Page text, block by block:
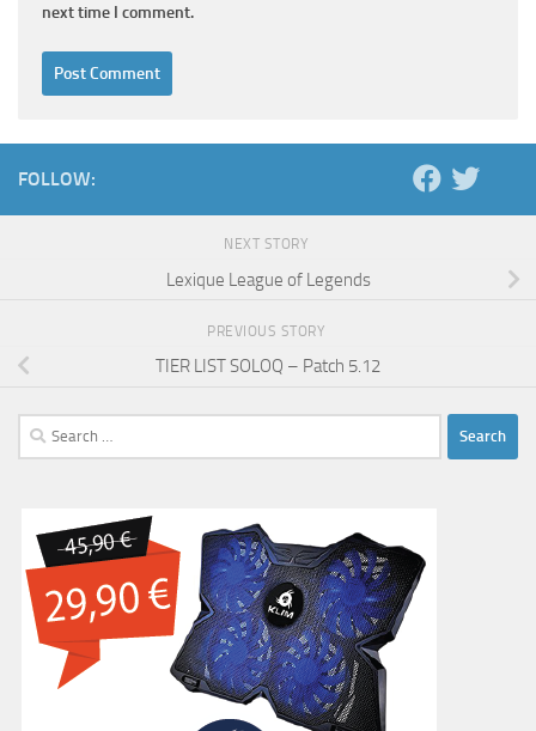
next time I comment.
FOLLOW:
NEXT STORY
Lexique League of Legends
PREVIOUS STORY
TIER LIST SOLOQ – Patch 5.12
Search
for: